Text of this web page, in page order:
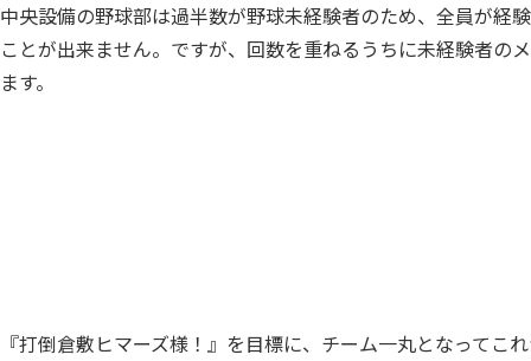
中央設備の野球部は過半数が野球未経験者のため、全員が経
ことが出来ません。ですが、回数を重ねるうちに未経験者の
ます。
『打倒倉敷ヒマーズ様！』を目標に、チーム一丸となってこ